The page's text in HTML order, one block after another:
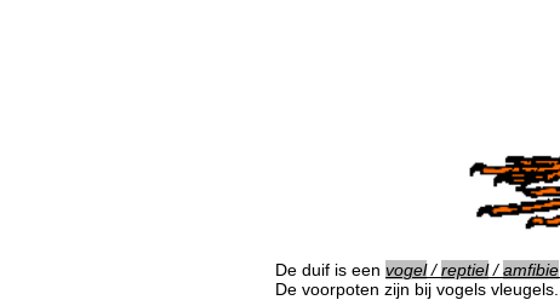
De duif is een vogel/reptiel/amfibie
De voorpoten zijn bij vogels vleugels.